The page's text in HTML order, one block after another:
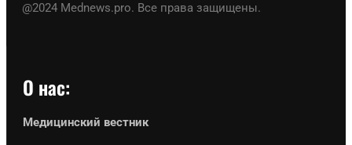
@2024 Mednews.pro. Все права защищены.
О нас:
Медицинский вестник